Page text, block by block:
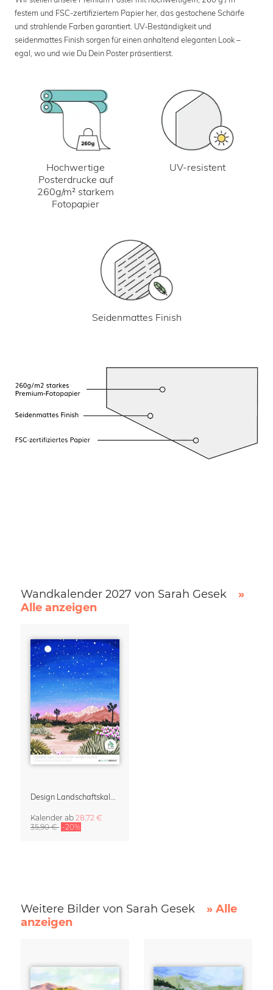
festem und FSC-zertifiziertem Papier her, das gestochene Schärfe
und strahlende Farben garantiert. UV-Beständigkeit und
seidenmattes Finish sorgen für einen anhaltend eleganten Look –
egal, wo und wie Du Dein Poster präsentierst.
Hochwertige
Posterdrucke auf
260g/m² starkem
Fotopapier
UV-resistent
Seidenmattes Finish
Wandkalender 2027 von Sarah Gesek
»
Alle anzeigen
Kalender ab 28,72 €
35,90 € -20%
Weitere Bilder von Sarah Gesek
» Alle
anzeigen